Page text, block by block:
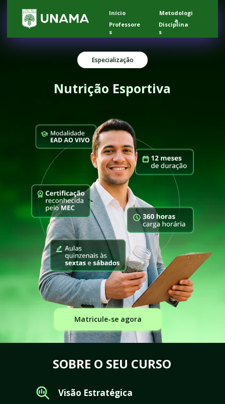
Nutrição Esportiva
Matricule-se agora
Início
Metodologi
a
Professore
s
Especialização
Disciplina
s
SOBRE O SEU CURSO
Visão Estratégica